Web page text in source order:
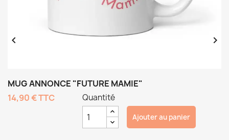
 
MUG ANNONCE "FUTURE MAMIE"
14,90 €TTC Quantité
Ajouter au panier